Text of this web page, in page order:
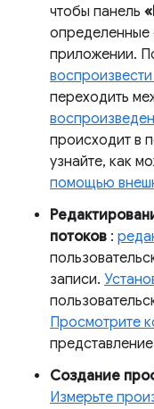
чтобы панель
определенные
приложении.
переходить
происходит в
узнайте, как
помощью
потоков :
записи.
Просмотрите
Создание
Измерьте